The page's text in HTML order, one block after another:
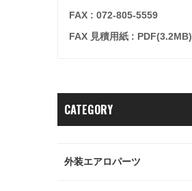
FAX : 072-805-5559
FAX 見積用紙 : PDF(3.2MB)
CATEGORY
外装エアロパーツ